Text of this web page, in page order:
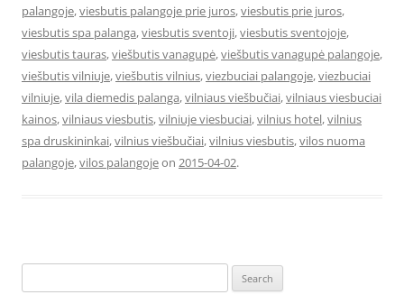
palangoje,viesbutis palangoje prie juros,viesbutis prie juros,
viesbutis spa palanga,viesbutis sventoji,viesbutis sventojoje,
viesbutis tauras,viešbutis vanagupė,viešbutis vanagupė palangoje,
viešbutis vilniuje,viešbutis vilnius,viezbuciai palangoje,viezbuciai
vilniuje,vila diemedis palanga,vilniaus viešbučiai,vilniaus viesbuciai
kainos,vilniaus viesbutis,vilniuje viesbuciai,vilnius hotel,vilnius
spa druskininkai,vilnius viešbučiai,vilnius viesbutis,vilos nuoma
palangoje,vilos palangojeon 2015-04-02.
for: